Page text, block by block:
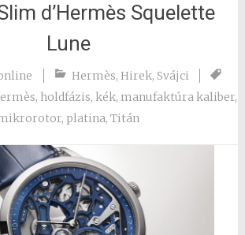
d’Hermès Squelette
Lune
Hermès, Hirek, Svájci
, holdfázis, kék, manufaktúra kaliber,
, platina,Titán